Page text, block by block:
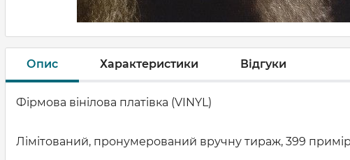
Опис Характеристики Відгуки
Фірмова вінілова платівка (VINYL)
Лімітований, пронумерований вручну тираж, 399